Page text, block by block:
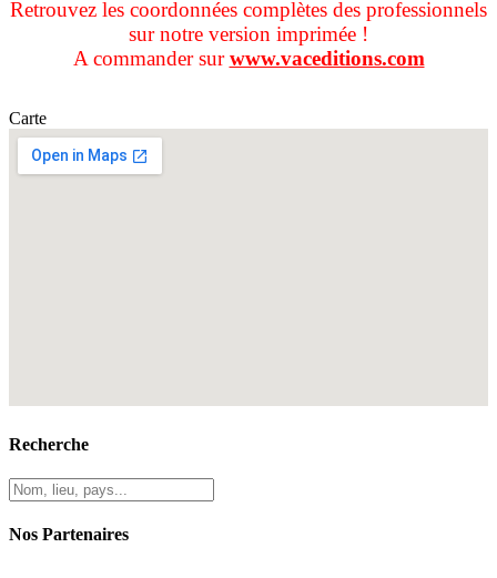
Retrouvez les coordonnées complètes des professionnels
sur notre version imprimée !
A commander surwww.vaceditions.com
Carte
Recherche
Nos Partenaires